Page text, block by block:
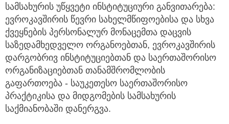
სამსახურის უწყვეტი ინსტიტუციური განვითარება:
ევროკავშირის წევრი სახელმწიფოებისა და სხვა
ქვეყნების პერსონალურ მონაცემთა დაცვის
საზედამხედველო ორგანოებთან, ევროკავშირის
დარგობრივ ინსტიტუციებთან და საერთაშორისო
ორგანიზაციებთან თანამშრომლობის
გაფართოება - საუკეთესო საერთაშორისო
პრაქტიკისა და მიდგომების სამსახურის
საქმიანობაში დანერგვა.